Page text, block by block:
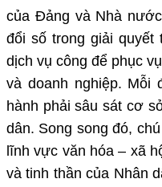
của Đảng và Nhà
đổi số trong giải quyết
dịch vụ công để phục
và doanh nghiệp. Mỗi
hành phải sâu sát cơ
dân. Song song đó,
lĩnh vực văn hóa – xã
và tinh thần của Nhân